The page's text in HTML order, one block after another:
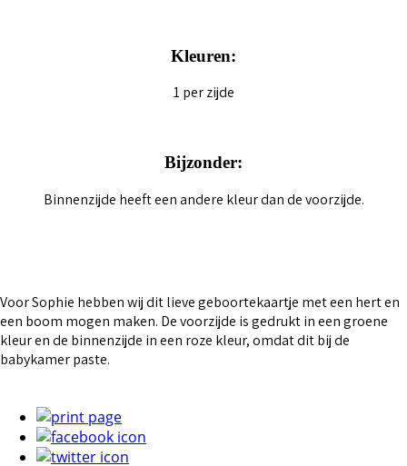
Kleuren:
1 per zijde
Bijzonder:
Binnenzijde heeft een andere kleur dan de voorzijde.
Voor Sophie hebben wij dit lieve geboortekaartje met een hert en
een boom mogen maken. De voorzijde is gedrukt in een groene
kleur en de binnenzijde in een roze kleur, omdat dit bij de
babykamer paste.